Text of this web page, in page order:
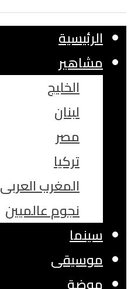
الرئيسية
مشاهير
الخليج
لبنان
مصر
تركيا
المغرب العربى
نجوم عالميين
سينما
موسيقى